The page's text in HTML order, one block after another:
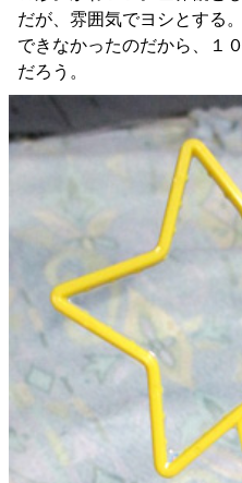
だが、雰囲気でヨシとする
できなかったのだから、１
だろう。